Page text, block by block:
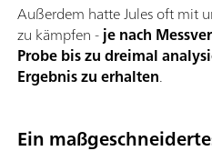
Außerdem hatte Jules oft mit
zu kämpfen -je nach
Probe bis zu dreimal
Ergebnis zu erhalten.
Ein